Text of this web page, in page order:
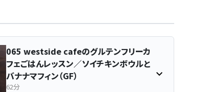
065 westside cafeのグルテンフリーカ
フェごはんレッスン／ソイチキンボウルと
バナナマフィン（GF）
62分